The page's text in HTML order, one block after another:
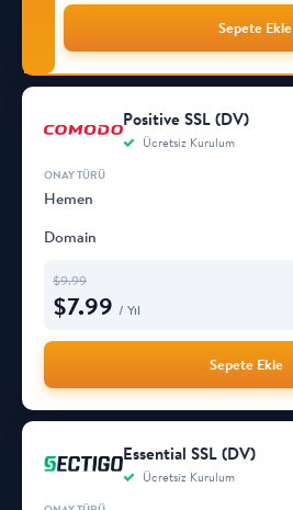
Sepete Ekle
Positive SSL (DV)
Ücretsiz Kurulum
Hemen
Domain
$9.99
$7.99 / Yıl
Sepete Ekle
Essential SSL (DV)
Ücretsiz Kurulum